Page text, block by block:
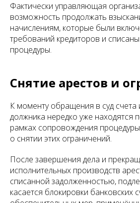
Фактически управляющая
возможность продолжать
начислениям, которые были
требований кредиторов и
процедуры.
Снятие арестов и
К моменту обращения в суд счета
должника нередко уже находятся
рамках сопровождения
о снятии этих ограничений.
После завершения дела и
исполнительных производств
списанной задолженностью,
касается блокировки банковских